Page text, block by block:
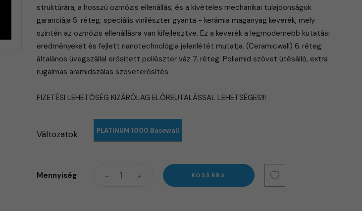
struktúrára, a hosszú ozmózis ellenállás, és a kivételes mechanikai tulajdonságok
garanciája 5. réteg: speciális vinilészter gyanta - kerámia maganyag keverék, mely
szintén az ozmózis ellenállásra van kifejlesztve. Ez a keverék a legmodernebb kutatási
eredményeket és fejlett nanotechnológia jelenlétét mutatja. (Ceramicwall) 6. réteg:
általános üvegszállal erősített poliészter váz 7. réteg: Poliamid szövet ütésálló, extra
rugalmas aramidszálas szöveterősítés
FIZETÉSI LEHETŐSÉG KIZÁRÓLAG ELŐREUTALÁSSAL LEHETSÉGES!!!
Változatok PLATINUM 1000 Basewall
Mennyiség KOSÁRBA